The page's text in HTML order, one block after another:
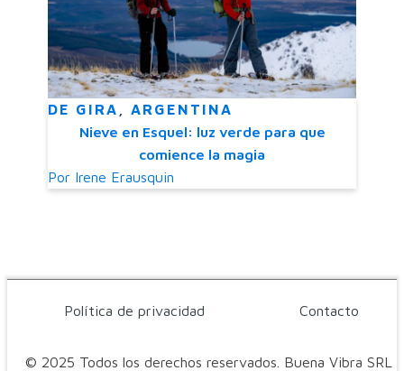
DE GIRA
ARGENTINA
Nieve en Esquel: luz verde para que
comience la magia
Por Irene Erausquin
© 2025 Todos los derechos reservados. Buena Vibra SRL
Política de privacidad Contacto